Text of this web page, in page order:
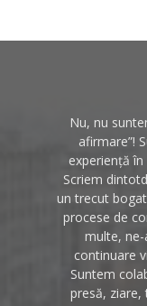
Nu, nu
afirmare”!
experiență
Scriem
un trecut
procese de
multe,
continuare
Suntem
presă, ziare,